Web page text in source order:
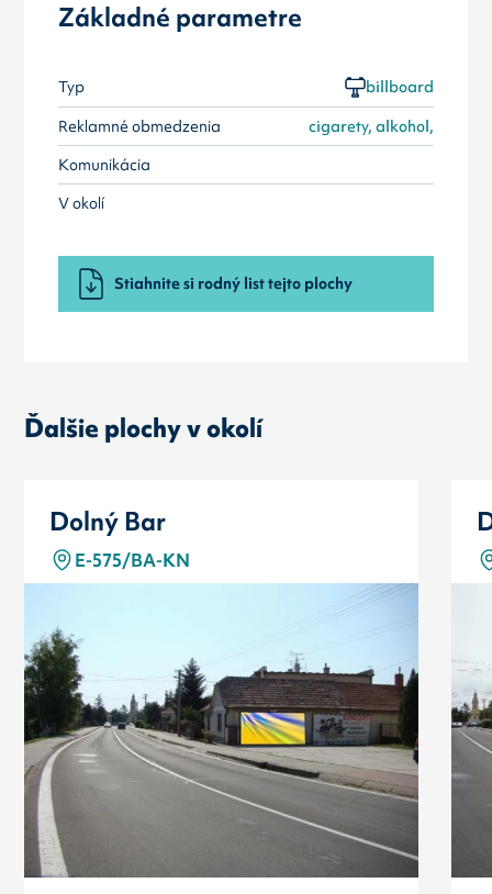
Základné parametre
Typ
billboard
Reklamné obmedzenia
cigarety, alkohol,
Komunikácia
V okolí
Stiahnite si rodný list tejto plochy
Ďalšie plochy v okolí
Dolný Bar
E-575/BA-KN